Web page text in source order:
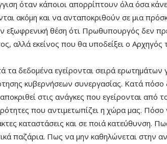
όταν κάποιοι απορρίπτουν όλα όσα
ακόμη και να ανταποκριθούν σε μια
εξωφρενική θέση ότι Πρωθυπουργός δεν
αλλά εκείνος που θα υποδείξει ο Αρχηγός
τα δεδομένα εγείρονται σειρά ερωτημάτων
κυβερνήσεων συνεργασίας. Κατά
στις ανάγκες που εγείρονται από
που αντιμετωπίζει η χώρα μας.
καταστάσεις και σε ποιά κατεύθυνση.
παζάρια. Πως να μην καθηλώνεται στην